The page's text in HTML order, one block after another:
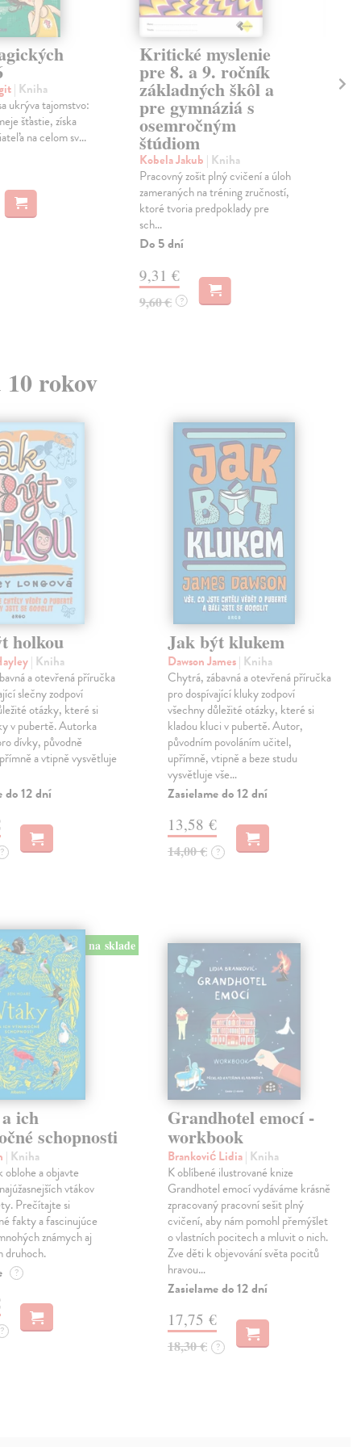
| Kniha
ukrýva tajomstvo:
šťastie, získa
na celom sv...
Kritické myslenie
pre 8. a 9. ročník
základných škôl a
pre gymnáziá s
osemročným
štúdiom
Kobela Jakub | Kniha
Pracovný zošit plný cvičení a úloh
zameraných na tréning zručností,
ktoré tvoria predpoklady pre
sch...
Do 5 dní
9,31 €
9,60 € ?
rokov
holkou
| Kniha
a otevřená příručka
slečny zodpoví
otázky, které si
v pubertě. Autorka
dívky, původně
a vtipně vysvětluje
do 12 dní
?
Jak být klukem
Dawson James| Kniha
Chytrá, zábavná a otevřená příručka
pro dospívající kluky zodpoví
všechny důležité otázky, které si
kladou kluci v pubertě. Autor,
původním povoláním učitel,
upřímně, vtipně a beze studu
vysvětluje vše…
Zasielame do 12 dní
13,58 €
14,00 € ?
na sklade
ich
schopnosti
| Kniha
oblohe a objavte
vtákov
Prečítajte si
fakty a fascinujúce
známych aj
druhoch.
?
?
Grandhotel emocí -
workbook
Branković Lidia| Kniha
K oblíbené ilustrované knize
Grandhotel emocí vydáváme krásně
zpracovaný pracovní sešit plný
cvičení, aby nám pomohl přemýšlet
o vlastních pocitech a mluvit o nich.
Zve děti k objevování světa pocitů
hravou…
Zasielame do 12 dní
17,75 €
18,30 € ?